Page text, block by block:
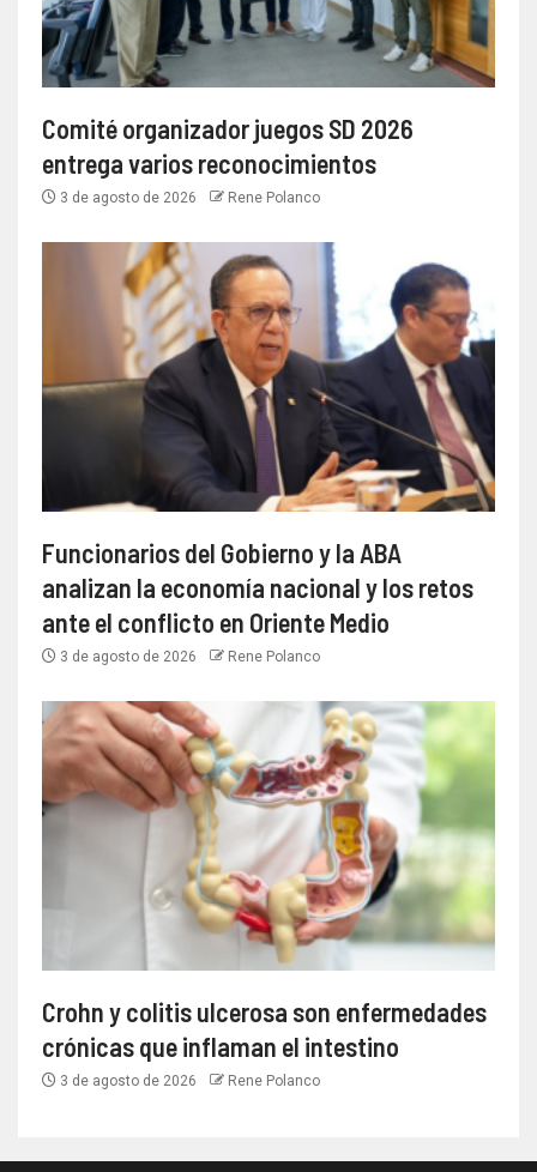
Comité organizador juegos SD 2026
entrega varios reconocimientos
3 de agosto de 2026 Rene Polanco
Funcionarios del Gobierno y la ABA
analizan la economía nacional y los retos
ante el conflicto en Oriente Medio
3 de agosto de 2026 Rene Polanco
Crohn y colitis ulcerosa son enfermedades
crónicas que inflaman el intestino
3 de agosto de 2026 Rene Polanco